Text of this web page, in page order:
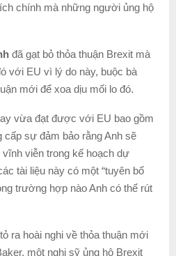
chính mà những người ủng hộ
đã gạt bỏ thỏa thuận Brexit mà
với EU vì lý do này, buộc bà
mới để xoa dịu mối lo đó.
vừa đạt được với EU bao gồm
cấp sự đảm bảo rằng Anh sẽ
viễn trong kế hoạch dự
tài liệu này có một “tuyên bố
trường hợp nào Anh có thể rút
ra hoài nghi về thỏa thuận mới
một nghị sỹ ủng hộ Brexit